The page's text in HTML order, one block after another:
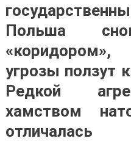
Польша
угрозы ползут
Редкой
хамством